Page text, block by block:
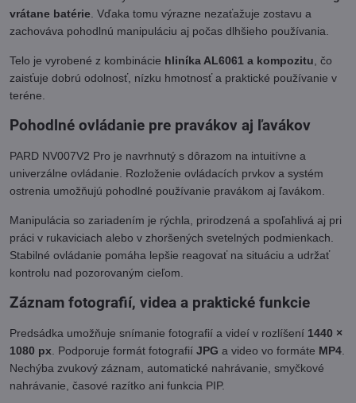
vrátane batérie. Vďaka tomu výrazne nezaťažuje zostavu a
zachováva pohodlnú manipuláciu aj počas dlhšieho používania.
Telo je vyrobené z kombinácie hliníka AL6061 a kompozitu, čo
zaisťuje dobrú odolnosť, nízku hmotnosť a praktické používanie v
teréne.
Pohodlné ovládanie pre pravákov aj ľavákov
PARD NV007V2 Pro je navrhnutý s dôrazom na intuitívne a
univerzálne ovládanie. Rozloženie ovládacích prvkov a systém
ostrenia umožňujú pohodlné používanie pravákom aj ľavákom.
Manipulácia so zariadením je rýchla, prirodzená a spoľahlivá aj pri
práci v rukaviciach alebo v zhoršených svetelných podmienkach.
Stabilné ovládanie pomáha lepšie reagovať na situáciu a udržať
kontrolu nad pozorovaným cieľom.
Záznam fotografií, videa a praktické funkcie
Predsádka umožňuje snímanie fotografií a videí v rozlíšení 1440 ×
1080 px. Podporuje formát fotografií JPG a video vo formáte MP4.
Nechýba zvukový záznam, automatické nahrávanie, smyčkové
nahrávanie, časové razítko ani funkcia PIP.